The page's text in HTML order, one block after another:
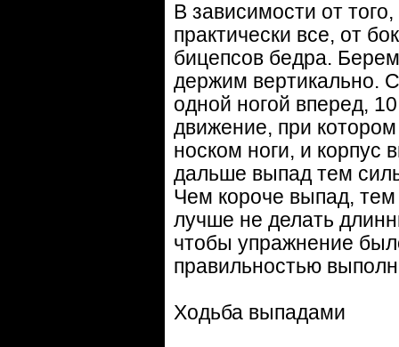
В зависимости от
практически все, от
бицепсов бедра.
держим вертикально.
одной ногой вперед,
движение, при
носком ноги, и корпус
дальше выпад тем
Чем короче выпад,
лучше не делать
чтобы упражнение
правильностью
Ходьба выпадами